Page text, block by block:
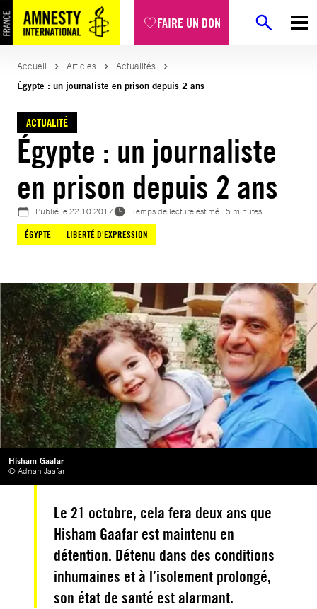
FAIRE UN DON
Aller
au
contenu
Accueil Articles
Actualités
Égypte : un journaliste en prison depuis 2 ans
ACTUALITÉ
Égypte : un journaliste
en prison depuis 2 ans
Publié le22.10.2017
Temps de lecture estimé : 5 minutes
ÉGYPTE
LIBERTÉ D'EXPRESSION
Hisham Gaafar
© Adnan Jaafar
Le 21 octobre, cela fera deux ans que
Hisham Gaafar est maintenu en
détention. Détenu dans des conditions
inhumaines et à l’isolement prolongé,
son état de santé est alarmant.